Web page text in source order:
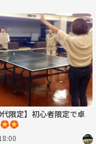
代限定】初心者限定で卓
🏵️🏵️